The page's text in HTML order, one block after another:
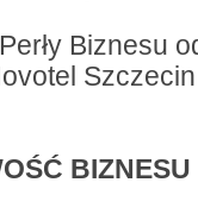
Biznesu
BIZNESU